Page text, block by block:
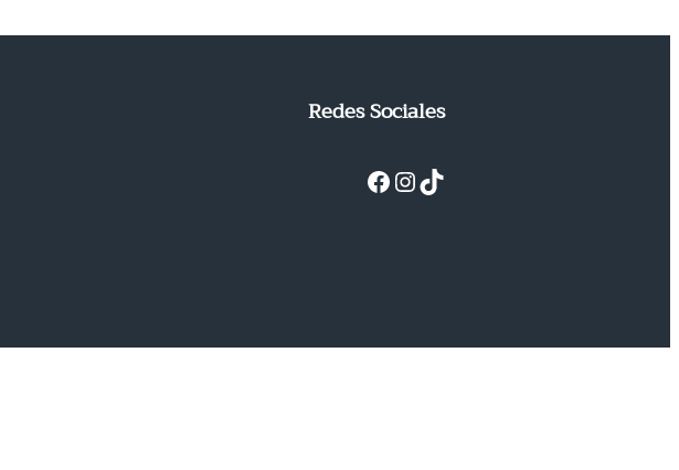
Redes Sociales
Facebook InstagramTikTok